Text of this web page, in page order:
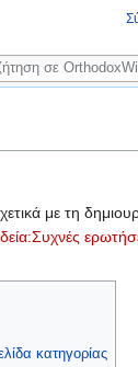
με τη
κατηγορίας